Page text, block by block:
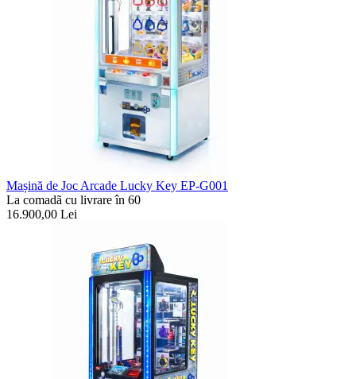
Mașină de Joc Arcade Lucky Key EP-G001
La comadã cu livrare în 60
16.900,00 Lei